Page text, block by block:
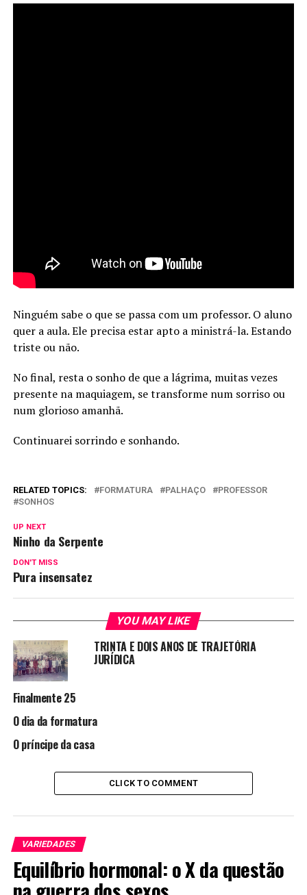
Ninguém sabe o que se passa com um professor. O aluno
quer a aula. Ele precisa estar apto a ministrá-la. Estando
triste ou não.
No final, resta o sonho de que a lágrima, muitas vezes
presente na maquiagem, se transforme num sorriso ou
num glorioso amanhã.
Continuarei sorrindo e sonhando.
RELATED TOPICS: FORMATURA PALHAÇO
PROFESSOR
SONHOS
UP NEXT
Ninho da Serpente
DON'T MISS
Pura insensatez
YOU MAY LIKE
TRINTA E DOIS ANOS DE TRAJETÓRIA
JURÍDICA
Finalmente 25
O dia da formatura
O príncipe da casa
CLICK TO COMMENT
VARIEDADES
Equilíbrio hormonal: o X da questão